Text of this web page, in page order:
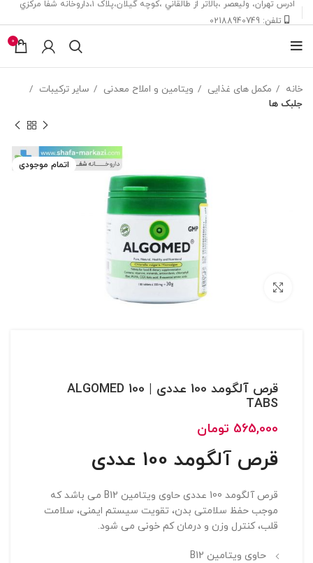
ادرس تهران، ‎وليعصر ،بالاتر از طالقاني ،كوچه گيلان،پلاک ۱،داروخانه شفا مركزي
تلفن: 02188940749
0
خانه مکمل های غذایی ویتامین و املاح معدنی
ساير ترکيبات
جلبک ها
اتمام موجودی
بزرگنمایی تصویر
قرص آلگومد 100 عددی | ALGOMED 100
TABS
565,000 تومان
قرص آلگومد 100 عددی
قرص آلگومد 100 عددی حاوی ویتامین B12 می باشد که
موجب حفظ سلامتی بدن، تقویت سیستم ایمنی، سلامت
قلب، کنترل وزن و درمان کم خونی می شود.
حاوی ویتامین B12